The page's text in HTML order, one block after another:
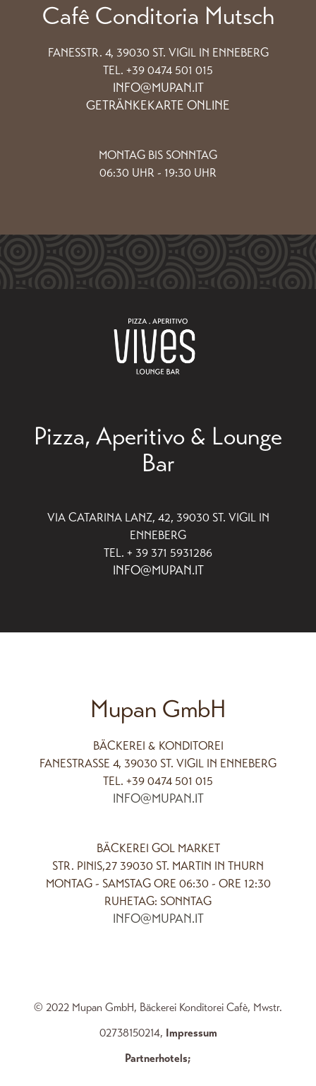
Cafê Conditoria Mutsch
FANESSTR. 4, 39030 ST. VIGIL IN ENNEBERG
TEL. +39 0474 501 015
INFO@MUPAN.IT
GETRÄNKEKARTE ONLINE
MONTAG BIS SONNTAG
06:30 UHR - 19:30 UHR
Pizza, Aperitivo & Lounge
Bar
VIA CATARINA LANZ, 42, 39030 ST. VIGIL IN
ENNEBERG
TEL. + 39 371 5931286
INFO@MUPAN.IT
Mupan GmbH
BÄCKEREI & KONDITOREI
FANESTRASSE 4, 39030 ST. VIGIL IN ENNEBERG
TEL. +39 0474 501 015
INFO@MUPAN.IT
BÄCKEREI GOL MARKET
STR. PINIS,27 39030 ST. MARTIN IN THURN
MONTAG - SAMSTAG ORE 06:30 - ORE 12:30
RUHETAG: SONNTAG
INFO@MUPAN.IT
© 2022 Mupan GmbH, Bäckerei Konditorei Cafè, Mwstr.
02738150214, Impressum
Partnerhotels;